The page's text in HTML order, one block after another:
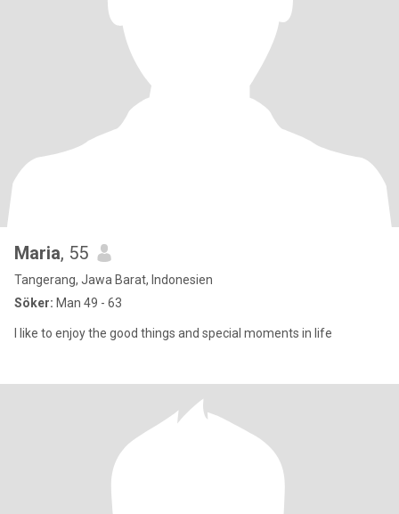
Maria, 55
Tangerang, Jawa Barat, Indonesien
Söker: Man 49 - 63
I like to enjoy the good things and special moments in life